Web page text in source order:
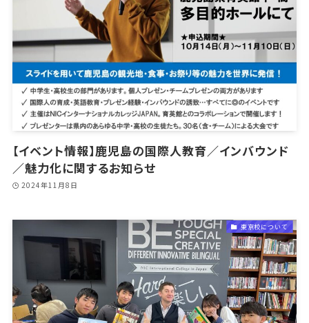
【イベント情報】鹿児島の国際人教育／インバウンド
／魅力化に関するお知らせ
2024年11月8日
東京校について